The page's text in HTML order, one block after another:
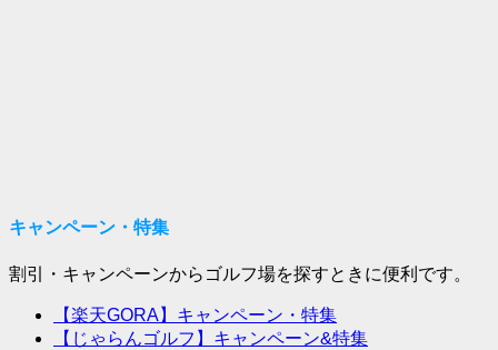
キャンペーン・特集
割引・キャンペーンからゴルフ場を探すときに便利です。
【楽天GORA】キャンペーン・特集
【じゃらんゴルフ】キャンペーン&特集